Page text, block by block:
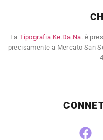
LaTipografia Ke.Da.Na. è
precisamente a Mercato San